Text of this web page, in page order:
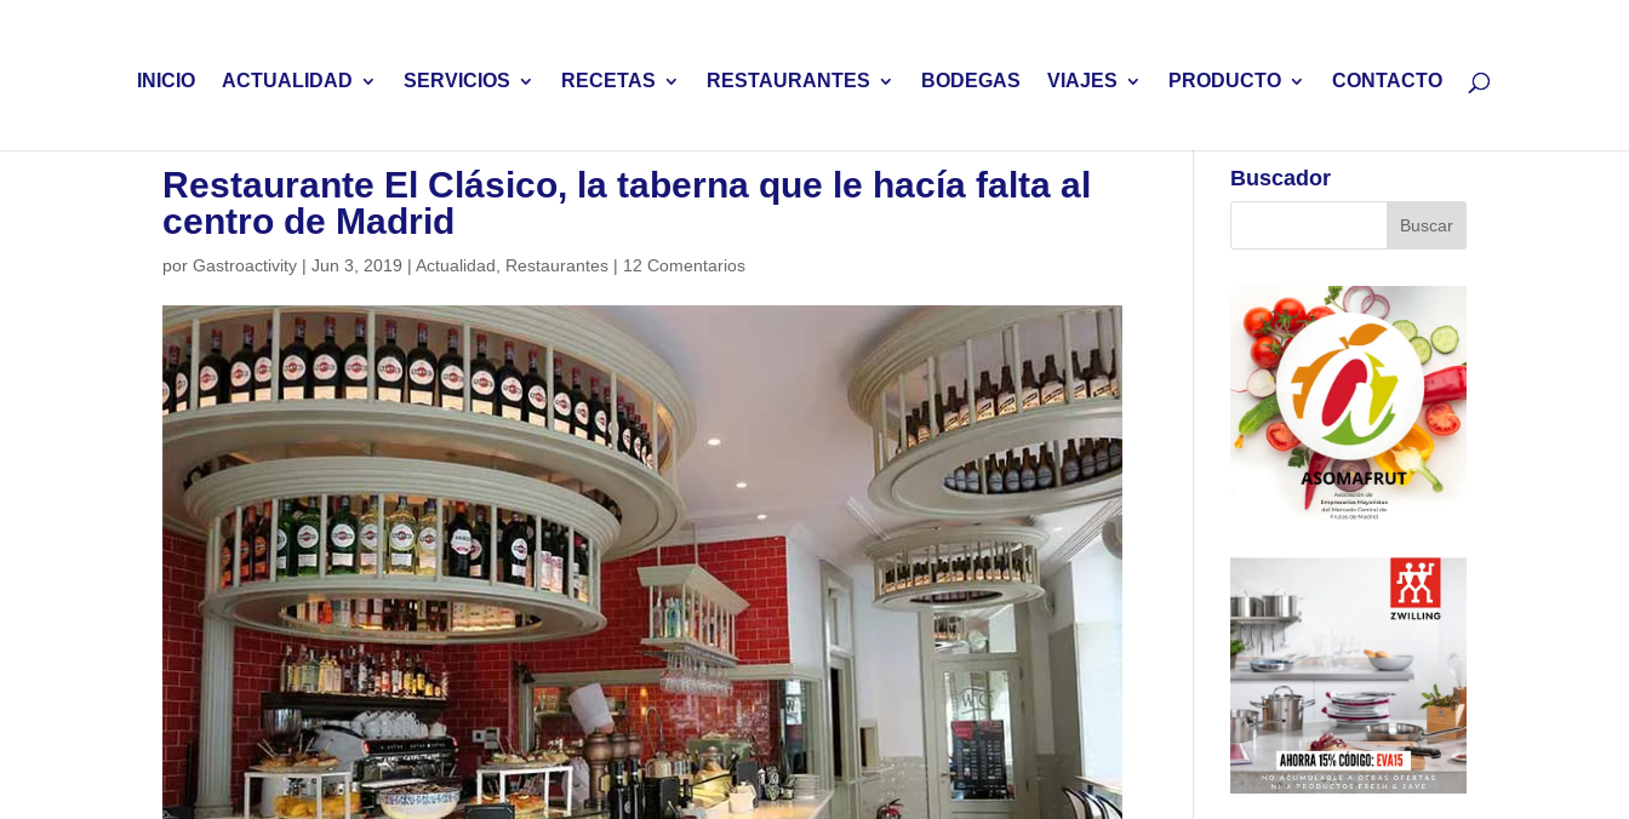
INICIO ACTUALIDAD SERVICIOS RECETAS RESTAURANTES BODEGAS VIAJES PRODUCTO CONTACTO
Restaurante El Clásico, la taberna que le hacía falta al
centro de Madrid
porGastroactivity |Jun 3, 2019 |Actualidad Restaurantes | 12 Comentarios
Buscador